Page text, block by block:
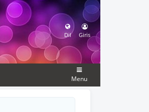
Dil Giris
Menu